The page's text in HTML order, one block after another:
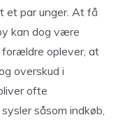
et par unger. At få
kan dog være
oplever, at
overskud i
ofte
såsom indkøb,